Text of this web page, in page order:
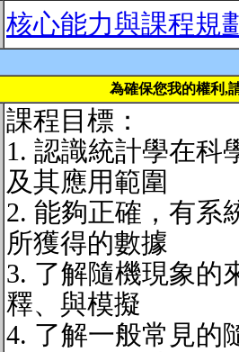
核心能力與課程規
為確保您我的權利,
課程目標：
1. 認識統計學在科
及其應用範圍
2. 能夠正確，有系
所獲得的數據
3. 了解隨機現象的
釋、與模擬
4. 了解一般常見的